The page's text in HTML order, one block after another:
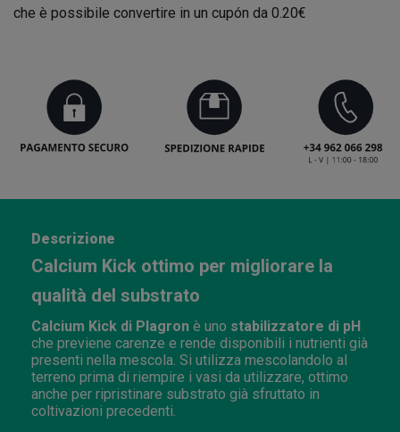
che è possibile convertire in un cupón da 0.20€
Descrizione
Calcium Kick ottimo per migliorare la
qualità del substrato
Calcium Kick di Plagron è uno stabilizzatore di pH
che previene carenze e rende disponibili i nutrienti già
presenti nella mescola. Si utilizza mescolandolo al
terreno prima di riempire i vasi da utilizzare, ottimo
anche per ripristinare substrato già sfruttato in
coltivazioni precedenti.